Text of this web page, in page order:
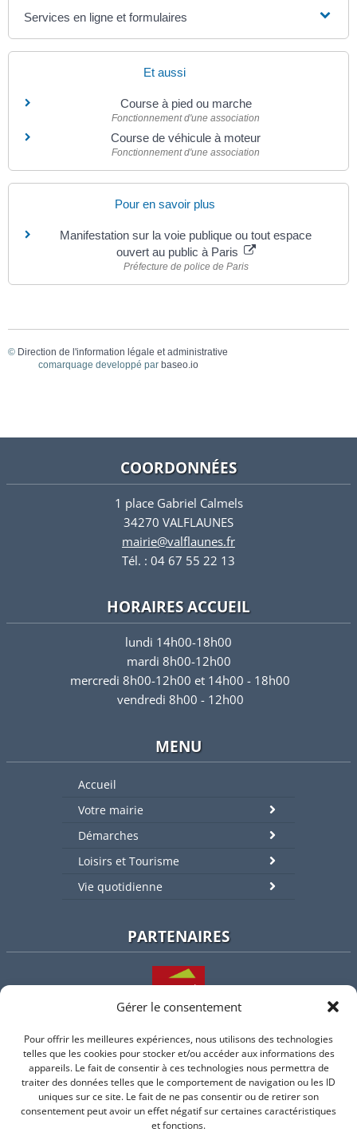
Gérer le consentement
Pour offrir les meilleures expériences, nous utilisons des technologies
telles que les cookies pour stocker et/ou accéder aux informations des
appareils. Le fait de consentir à ces technologies nous permettra de
traiter des données telles que le comportement de navigation ou les ID
uniques sur ce site. Le fait de ne pas consentir ou de retirer son
consentement peut avoir un effet négatif sur certaines caractéristiques
et fonctions.
Services en ligne et formulaires
Et aussi
Course à pied ou marche
Fonctionnement d'une association
Course de véhicule à moteur
Fonctionnement d'une association
Pour en savoir plus
Manifestation sur la voie publique ou tout espace
ouvert au public à Paris
Préfecture de police de Paris
© Direction de l'information légale et administrative
comarquage developpé par baseo.io
COORDONNÉES
1 place Gabriel Calmels
34270 VALFLAUNES
mairie@valflaunes.fr
Tél. : 04 67 55 22 13
HORAIRES ACCUEIL
lundi 14h00-18h00
mardi 8h00-12h00
mercredi 8h00-12h00 et 14h00 - 18h00
vendredi 8h00 - 12h00
MENU
Accueil
Votre mairie
Démarches
Loisirs et Tourisme
Vie quotidienne
PARTENAIRES
L'intercommunalité
Intramuros